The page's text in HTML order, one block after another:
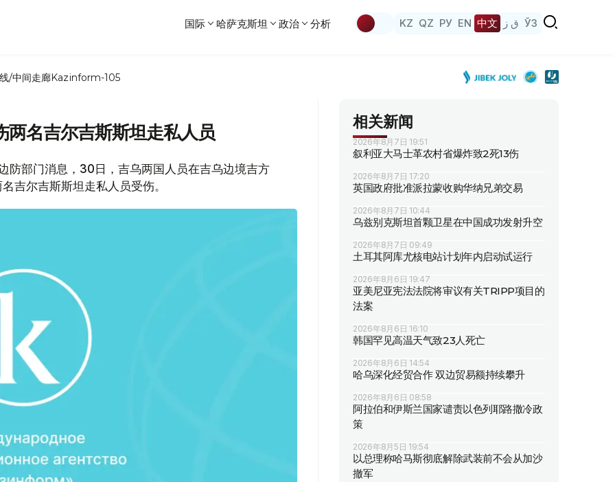
国际 哈萨克斯坦 政治 分析 KZ QZ РУ EN 中文 ق ز ЎЗ
/中间走廊Kazinform-105
两名吉尔吉斯斯坦走私人员
防部门消息，30日，吉乌两国人员在吉乌边境吉方
吉尔吉斯斯坦走私人员受伤。
相关新闻
2026年8月7日 19:51
叙利亚大马士革农村省爆炸致2死13伤
2026年8月7日 17:20
英国政府批准派拉蒙收购华纳兄弟交易
2026年8月7日 10:44
乌兹别克斯坦首颗卫星在中国成功发射升空
2026年8月7日 09:49
土耳其阿库尤核电站计划年内启动试运行
2026年8月6日 19:47
亚美尼亚宪法法院将审议有关TRIPP项目的
法案
2026年8月6日 16:10
韩国罕见高温天气致23人死亡
2026年8月6日 14:54
哈乌深化经贸合作 双边贸易额持续攀升
2026年8月6日 08:58
阿拉伯和伊斯兰国家谴责以色列耶路撒冷政
策
2026年8月5日 19:54
以总理称哈马斯彻底解除武装前不会从加沙
撤军